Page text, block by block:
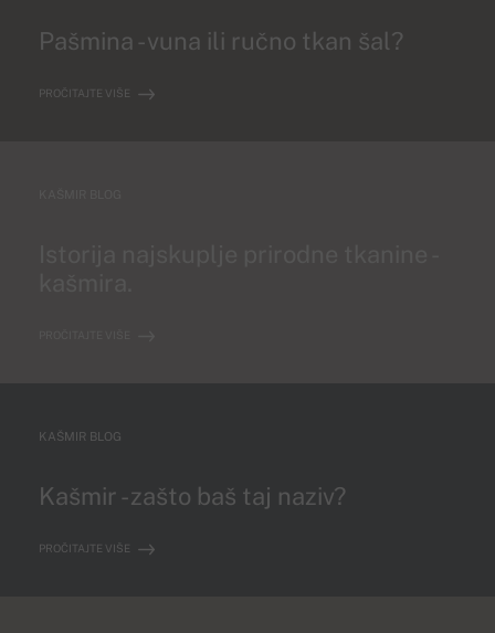
Pašmina - vuna ili ručno tkan šal?
PROČITAJTE VIŠE
KAŠMIR BLOG
Kašmir - zašto baš taj naziv?
PROČITAJTE VIŠE